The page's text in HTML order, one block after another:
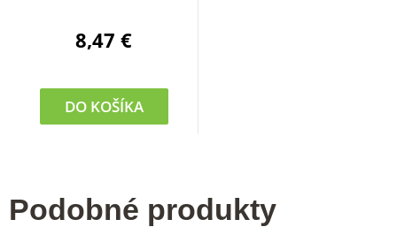
8,47 €
DO KOŠÍKA
Podobné produkty